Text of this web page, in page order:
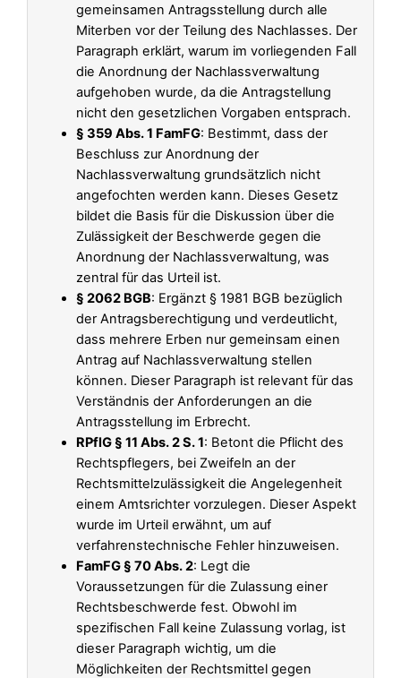
gemeinsamen Antragsstellung durch alle
Miterben vor der Teilung des Nachlasses. Der
Paragraph erklärt, warum im vorliegenden Fall
die Anordnung der Nachlassverwaltung
aufgehoben wurde, da die Antragstellung
nicht den gesetzlichen Vorgaben entsprach.
§ 359 Abs. 1 FamFG: Bestimmt, dass der
Beschluss zur Anordnung der
Nachlassverwaltung grundsätzlich nicht
angefochten werden kann. Dieses Gesetz
bildet die Basis für die Diskussion über die
Zulässigkeit der Beschwerde gegen die
Anordnung der Nachlassverwaltung, was
zentral für das Urteil ist.
§ 2062 BGB: Ergänzt § 1981 BGB bezüglich
der Antragsberechtigung und verdeutlicht,
dass mehrere Erben nur gemeinsam einen
Antrag auf Nachlassverwaltung stellen
können. Dieser Paragraph ist relevant für das
Verständnis der Anforderungen an die
Antragsstellung im Erbrecht.
RPflG § 11 Abs. 2 S. 1: Betont die Pflicht des
Rechtspflegers, bei Zweifeln an der
Rechtsmittelzulässigkeit die Angelegenheit
einem Amtsrichter vorzulegen. Dieser Aspekt
wurde im Urteil erwähnt, um auf
verfahrenstechnische Fehler hinzuweisen.
FamFG § 70 Abs. 2: Legt die
Voraussetzungen für die Zulassung einer
Rechtsbeschwerde fest. Obwohl im
spezifischen Fall keine Zulassung vorlag, ist
dieser Paragraph wichtig, um die
Möglichkeiten der Rechtsmittel gegen